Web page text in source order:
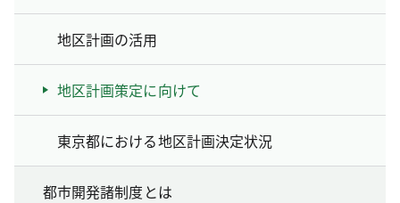
地区計画の活用
地区計画策定に向けて
東京都における地区計画決定状況
都市開発諸制度とは